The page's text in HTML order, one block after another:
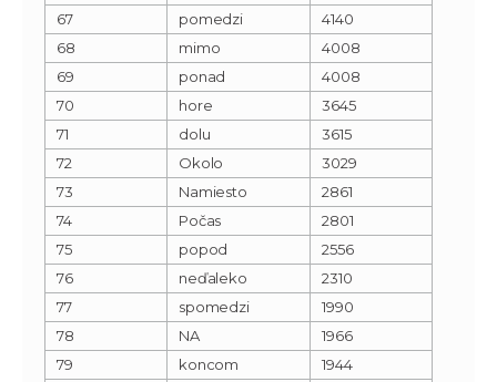
67
pomedzi
4140
68
mimo
4008
69
ponad
4008
70
hore
3645
71
dolu
3615
72
Okolo
3029
73
Namiesto
2861
74
Počas
2801
75
popod
2556
76
neďaleko
2310
77
spomedzi
1990
78
NA
1966
79
koncom
1944